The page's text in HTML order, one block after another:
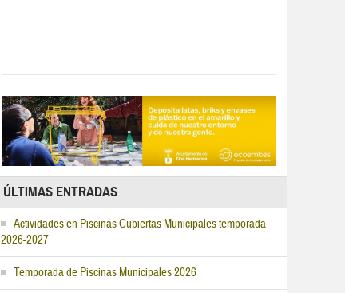
ÚLTIMAS ENTRADAS
Actividades en Piscinas Cubiertas Municipales temporada
2026-2027
Temporada de Piscinas Municipales 2026